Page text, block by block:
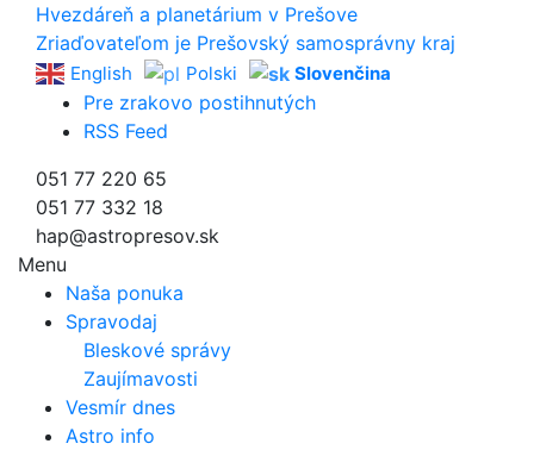
Hvezdáreň a planetárium v Prešove
Zriaďovateľom je Prešovský samosprávny kraj
English Polski Slovenčina
Pre zrakovo postihnutých
RSS Feed
051 77 220 65
051 77 332 18
hap@astropresov.sk
Menu
Naša ponuka
Spravodaj
Bleskové správy
Zaujímavosti
Vesmír dnes
Astro info